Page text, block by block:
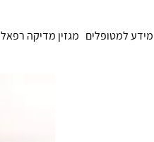
מידע למטופלים מגזין מדיקה רפאל